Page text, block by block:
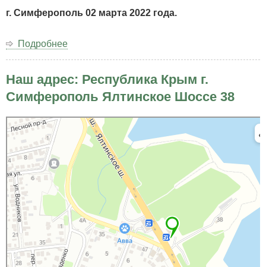
г. Симферополь 02 марта 2022 года.
Подробнее
Президенту
Российской
Федерации
Владимиру
Владимировичу
Путину.
Наш адрес: Республика Крым г.
Симферополь Ялтинское Шоссе 38
Яндекс Карты
Яндекс Карты — транспорт, навигация, поиск мест